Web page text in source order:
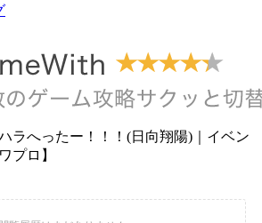
ラへったー！！！(日向翔陽)｜イベン
プロ】